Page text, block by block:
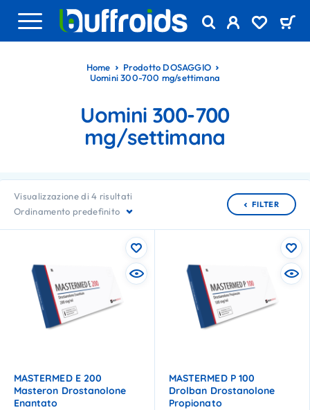
Home
Prodotto DOSAGGIO
Uomini 300-700 mg/settimana
Uomini 300-700
mg/settimana
Visualizzazione di 4 risultati
Ordinamento predefinito
FILTER
MASTERMED E 200
Masteron Drostanolone
Enantato
MASTERMED P 100
Drolban Drostanolone
Propionato